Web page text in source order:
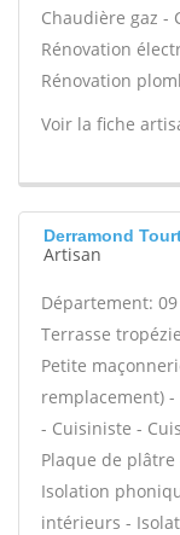
Chaudière gaz -
Rénovation
Rénovation
Voir la fiche
Derramond
Artisan
Département: 09
Terrasse
Petite
remplacement)
- Cuisiniste -
Plaque de
Isolation
intérieurs -